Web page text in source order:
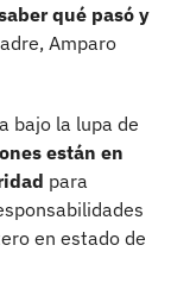
qué pasó y
Amparo
bajo la lupa de
están en
para
en estado de